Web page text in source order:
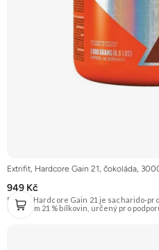
Extrifit, Hardcore Gain 21, čokoláda,
949 Kč
Extrifit Hardcore Gain 21 je sacharido-
obsahem 21 % bílkovin, určený pro